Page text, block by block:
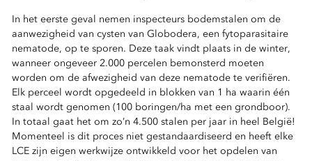
In het eerste geval nemen inspecteurs bodemstalen om de
aanwezigheid van cysten van Globodera, een fytoparasitaire
nematode, op te sporen. Deze taak vindt plaats in de winter,
wanneer ongeveer 2.000 percelen bemonsterd moeten
worden om de afwezigheid van deze nematode te verifiëren.
Elk perceel wordt opgedeeld in blokken van 1 ha waarin één
staal wordt genomen (100 boringen/ha met een grondboor).
In totaal gaat het om zo’n 4.500 stalen per jaar in heel België!
Momenteel is dit proces niet gestandaardiseerd en heeft elke
LCE zijn eigen werkwijze ontwikkeld voor het opdelen van